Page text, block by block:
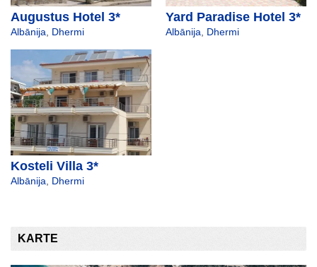
Augustus Hotel 3*
Albānija, Dhermi
Yard Paradise Hotel 3*
Albānija, Dhermi
Kosteli Villa 3*
Albānija Dhermi
KARTE